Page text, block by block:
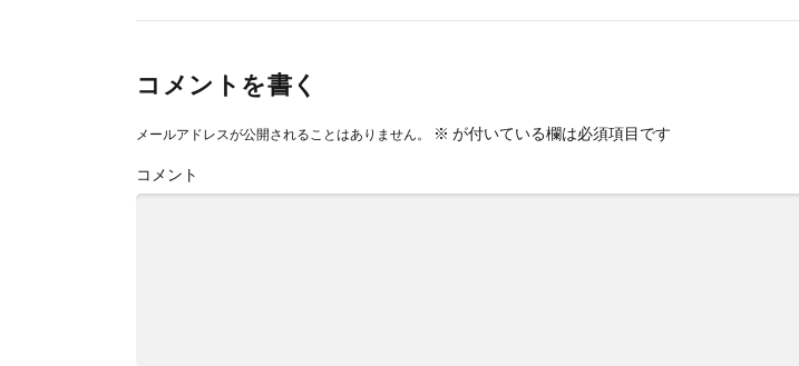
コメントを書く
メールアドレスが公開されることはありません。 ※ が付いている欄は必須項目です
コメント